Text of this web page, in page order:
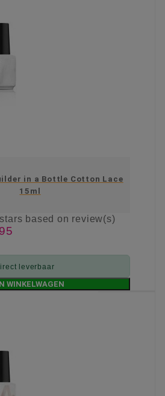
in a Bottle Cotton Lace
15ml
based on review(s)
leverbaar
WINKELWAGEN